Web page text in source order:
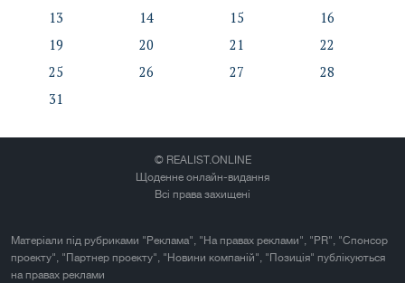
13
14 15
16
19
20 21
22
25
26 27
28
31
© REALIST.ONLINE
Щоденне онлайн-видання
Всі права захищені
Матеріали під рубриками "Реклама", "На правах реклами", "PR", "Спонсор
проекту", "Партнер проекту", "Новини компаній", "Позиція" публікуються
на правах реклами